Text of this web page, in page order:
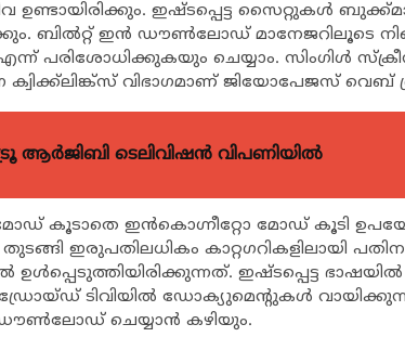
ഉണ്ടായിരിക്കും. ഇഷ്ടപ്പെട്ട സൈറ്റുകള്‍
ബില്‍റ്റ് ഇന്‍ ഡൗണ്‍ലോഡ് മാനേജറിലൂടെ
ചെയ്യാം. സിംഗിള്‍
ക്വിക്ക്‌ലിങ്ക്‌സ് വിഭാഗമാണ് ജിയോപേജസ് വെബ്
ആർജിബി ടെലിവിഷൻ വിപണിയിൽ
കൂടാതെ ഇന്‍കൊഗ്നീറ്റോ മോഡ് കൂടി
ഇരുപതിലധികം കാറ്റഗറികളിലായി
ഉള്‍പ്പെടുത്തിയിരിക്കുന്നത്. ഇഷ്ടപ്പെട്ട
ടിവിയില്‍ ഡോക്യുമെന്റുകള്‍
ചെയ്യാന്‍ കഴിയും.